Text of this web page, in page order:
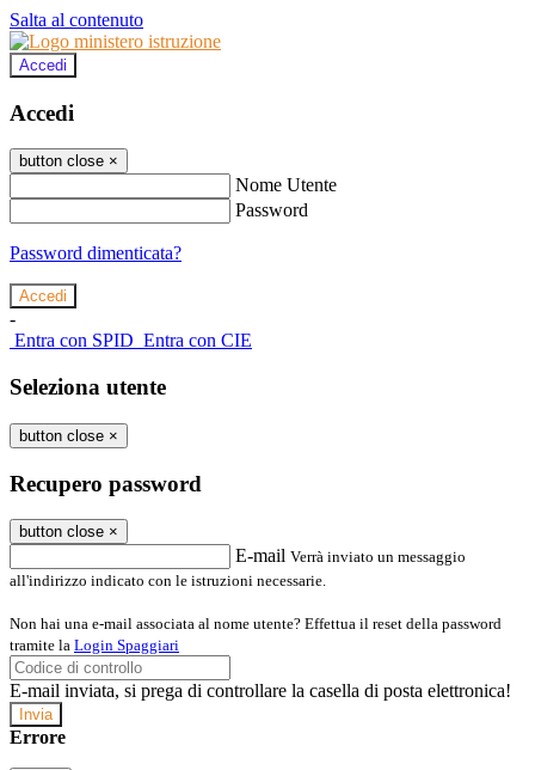
Salta al contenuto
Accedi
Accedi
button close ×
Nome Utente
Password
Password dimenticata?
-
Entra con SPID Entra con CIE
Seleziona utente
button close ×
Recupero password
button close ×
E-mail Verrà inviato un messaggio
all'indirizzo indicato con le istruzioni necessarie.
Non hai una e-mail associata al nome utente? Effettua il reset della password
tramite la Login Spaggiari
E-mail inviata, si prega di controllare la casella di posta elettronica!
Errore